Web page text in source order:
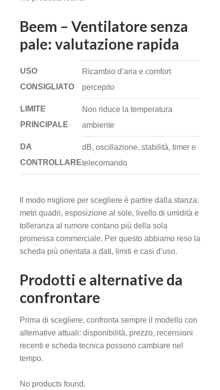
Beem – Ventilatore senza
pale: valutazione rapida
USO
CONSIGLIATO
Ricambio d’aria e comfort
percepito
LIMITE
PRINCIPALE
Non riduce la temperatura
ambiente
DA
CONTROLLARE
dB, oscillazione, stabilità, timer e
telecomando
Il modo migliore per scegliere è partire dalla stanza:
metri quadri, esposizione al sole, livello di umidità e
tolleranza al rumore contano più della sola
promessa commerciale. Per questo abbiamo reso la
scheda più orientata a dati, limiti e casi d’uso.
Prodotti e alternative da
confrontare
Prima di scegliere, confronta sempre il modello con
alternative attuali: disponibilità, prezzo, recensioni
recenti e scheda tecnica possono cambiare nel
tempo.
No products found.